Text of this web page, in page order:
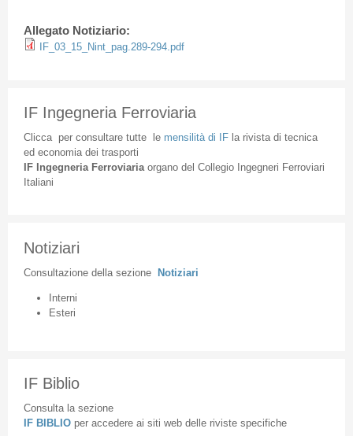
Allegato Notiziario:
IF_03_15_Nint_pag.289-294.pdf
IF Ingegneria Ferroviaria
Cliccaper consultare tuttele mensilità di IFla rivista di tecnica
ed economia dei trasporti
IF Ingegneria Ferroviaria organodel Collegio Ingegneri Ferroviari
Italiani
Notiziari
Consultazione della sezione Notiziari
Interni
Esteri
IF Biblio
Consulta la sezione
IF BIBLIO per accedere ai siti web delle riviste specifiche